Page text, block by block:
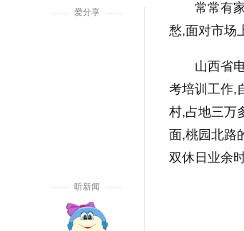
爱分享
听新闻
常常有
愁,面对市场
山西省
考培训工作,
村,占地三万
面,桃园北路
双休日业余